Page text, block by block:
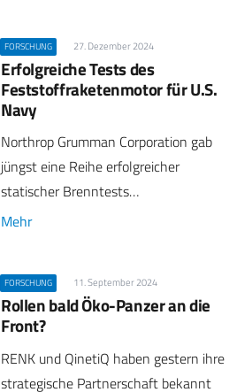
FORSCHUNG 27. Dezember 2024
Erfolgreiche Tests des
Feststoffraketenmotor für U.S.
Navy
Northrop Grumman Corporation gab
jüngst eine Reihe erfolgreicher
statischer Brenntests…
Mehr
FORSCHUNG 11. September 2024
Rollen bald Öko-Panzer an die
Front?
RENK und QinetiQ haben gestern ihre
strategische Partnerschaft bekannt